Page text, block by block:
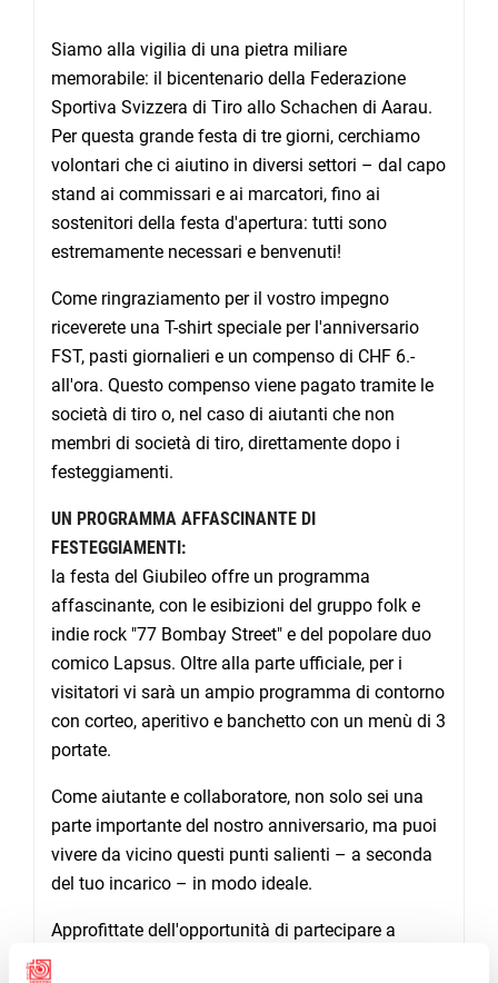
Siamo alla vigilia di una pietra miliare
memorabile: il bicentenario della Federazione
Sportiva Svizzera di Tiro allo Schachen di Aarau.
Per questa grande festa di tre giorni, cerchiamo
volontari che ci aiutino in diversi settori – dal capo
stand ai commissari e ai marcatori, fino ai
sostenitori della festa d'apertura: tutti sono
estremamente necessari e benvenuti!
Come ringraziamento per il vostro impegno
riceverete una T-shirt speciale per l'anniversario
FST, pasti giornalieri e un compenso di CHF 6.-
all'ora. Questo compenso viene pagato tramite le
società di tiro o, nel caso di aiutanti che non
membri di società di tiro, direttamente dopo i
festeggiamenti.
UN PROGRAMMA AFFASCINANTE DI
FESTEGGIAMENTI:
la festa del Giubileo offre un programma
affascinante, con le esibizioni del gruppo folk e
indie rock "77 Bombay Street" e del popolare duo
comico Lapsus. Oltre alla parte ufficiale, per i
visitatori vi sarà un ampio programma di contorno
con corteo, aperitivo e banchetto con un menù di 3
portate.
Come aiutante e collaboratore, non solo sei una
parte importante del nostro anniversario, ma puoi
vivere da vicino questi punti salienti – a seconda
del tuo incarico – in modo ideale.
Approfittate dell'opportunità di partecipare a